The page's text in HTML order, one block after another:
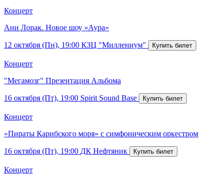
Концерт
Ани Лорак. Новое шоу «Аура»
12 октября (Пн), 19:00 КЗЦ "Миллениум"
Концерт
"Мегамозг" Презентация Альбома
16 октября (Пт), 19:00 Spirit Sound Base
Концерт
«Пираты Карибского моря» с симфоническим оркестром
16 октября (Пт), 19:00 ДК Нефтяник
Концерт